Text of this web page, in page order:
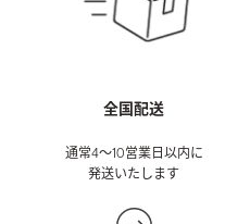
全国配送
通常4～10営業日以内に
発送いたします